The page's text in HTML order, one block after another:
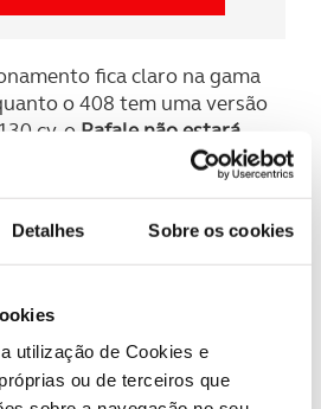
Detalhes Sobre os cookies
utilização de Cookies e
ou de terceiros que
fica claro na gama
o 408 tem uma versão
cv, o Rafale não estará
de 200 cv e todas as suas
da gama encontramos uma
200 cv. Já no topo da
cv que o Rafale vai estrear
ainda não divulgou